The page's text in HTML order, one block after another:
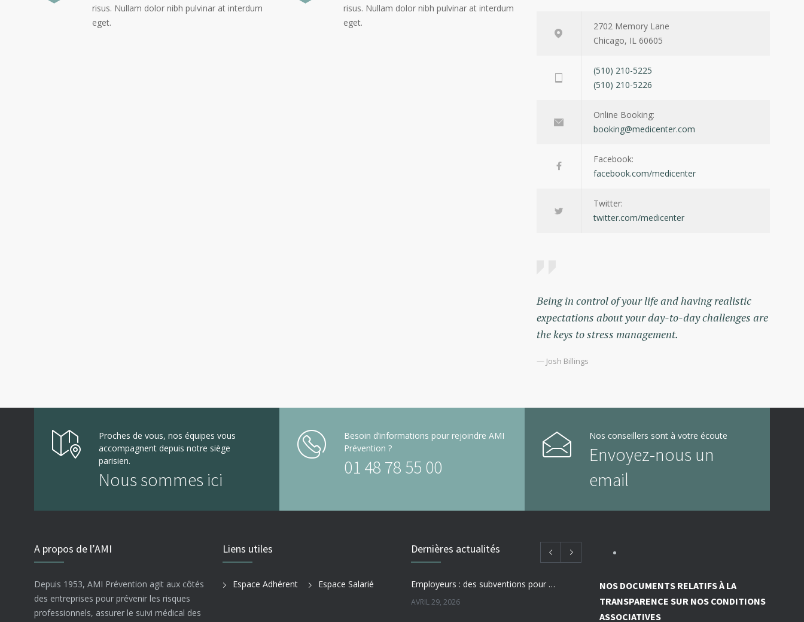
risus. Nullam dolor nibh pulvinar at interdum
eget.
risus. Nullam dolor nibh pulvinar at interdum
eget.
2702 Memory Lane
Chicago, IL 60605
(510) 210-5225
(510) 210-5226
Online Booking:
booking@medicenter.com
Facebook:
facebook.com/medicenter
Twitter:
twitter.com/medicenter
Being in control of your life and having realistic
expectations about your day-to-day challenges are
the keys to stress management.
— Josh Billings
Proches de vous, nos équipes vous
accompagnent depuis notre siège
parisien.
Nous sommes ici
Besoin d’informations pour rejoindre AMI
Prévention ?
01 48 78 55 00
Nos conseillers sont à votre écoute
Envoyez-nous un
email
A propos de l’AMI
Depuis 1953, AMI Prévention agit aux côtés
des entreprises pour prévenir les risques
professionnels, assurer le suivi médical des
Liens utiles
Espace Adhérent Espace Salarié
Dernières actualités
Employeurs : des subventions pour financer vos actions de prévention des risques professionnels
AVRIL 29, 2026
NOS DOCUMENTS RELATIFS À LA
TRANSPARENCE SUR NOS CONDITIONS
ASSOCIATIVES